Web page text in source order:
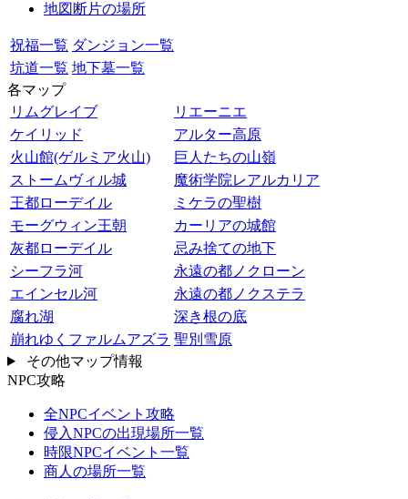
地図断片の場所
祝福一覧 ダンジョン一覧
坑道一覧 地下墓一覧
各マップ
リムグレイブ
リエーニエ
ケイリッド
アルター高原
火山館(ゲルミア火山)
巨人たちの山嶺
ストームヴィル城
魔術学院レアルカリア
王都ローデイル
ミケラの聖樹
モーグウィン王朝
カーリアの城館
灰都ローデイル
忌み捨ての地下
シーフラ河
永遠の都ノクローン
エインセル河
永遠の都ノクステラ
腐れ湖
深き根の底
崩れゆくファルムアズラ 聖別雪原
その他マップ情報
NPC攻略
全NPCイベント攻略
侵入NPCの出現場所一覧
時限NPCイベント一覧
商人の場所一覧